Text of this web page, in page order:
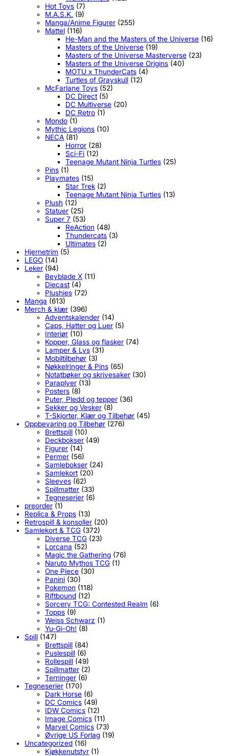
Hot Toys (7)
M.A.S.K. (9)
Manga/Anime Figurer (255)
Mattel (116)
He-Man and the Masters of the Universe (16)
Masters of the Universe (19)
Masters of the Universe Masterverse (23)
Masters of the Universe Origins (40)
MOTU x ThunderCats (4)
Turtles of Grayskull (12)
McFarlane Toys (52)
DC Direct (5)
DC Multiverse (20)
DC Retro (1)
Mondo (1)
Mythic Legions (10)
NECA (81)
Horror (28)
Sci-Fi (12)
Teenage Mutant Ninja Turtles (25)
Pins (1)
Playmates (15)
Star Trek (2)
Teenage Mutant Ninja Turtles (13)
Plush (12)
Statuer (25)
Super 7 (53)
ReAction (48)
Thundercats (3)
Ultimates (2)
Hjernetrim (5)
LEGO (14)
Leker (94)
Beyblade X (11)
Diecast (4)
Plushies (72)
Manga (613)
Merch & klær (396)
Adventskalender (14)
Caps, Hatter og Luer (5)
Interiør (10)
Kopper, Glass og flasker (74)
Lamper & Lys (31)
Mobiltilbehør (3)
Nøkkelringer & Pins (65)
Notatbøker og skrivesaker (30)
Paraplyer (13)
Posters (8)
Puter, Pledd og tepper (36)
Sekker og Vesker (8)
T-Skjorter, Klær og Tilbehør (45)
Oppbevaring og Tilbehør (276)
Brettspill (10)
Deckbokser (49)
Figurer (14)
Permer (56)
Samlebokser (24)
Samlekort (20)
Sleeves (62)
Spillmatter (33)
Tegneserier (6)
preorder (1)
Replica & Props (13)
Retrospill & konsoller (20)
Samlekort & TCG (372)
Diverse TCG (23)
Lorcana (52)
Magic the Gathering (76)
Naruto Mythos TCG (1)
One Piece (30)
Panini (30)
Pokemon (118)
Riftbound (12)
Sorcery TCG: Contested Realm (6)
Topps (9)
Weiss Schwarz (1)
Yu-Gi-Oh! (8)
Spill (147)
Brettspill (84)
Puslespill (6)
Rollespill (49)
Spillmatter (2)
Terninger (6)
Tegneserier (170)
Dark Horse (6)
DC Comics (49)
IDW Comics (12)
Image Comics (11)
Marvel Comics (73)
Øvrige US Forlag (19)
Uncategorized (16)
Kjøkkenutstyr (1)